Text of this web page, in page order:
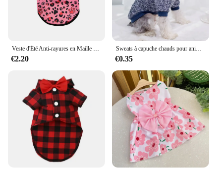
Veste d'Été Anti-rayures en Maille Douce pour Chien et Chat, Costume pour Petits Chiens, Bouledogue Français, Yorkshire
€2.20
Sweats à capuche chauds pour animaux de compagnie, pulls pour chiens, sweats à capuche pour chiots mignons, sweat-shirt pour chat, tenues pour chihuahua, bouledogue français, vêtements pour chiens, mode automne
€0.35